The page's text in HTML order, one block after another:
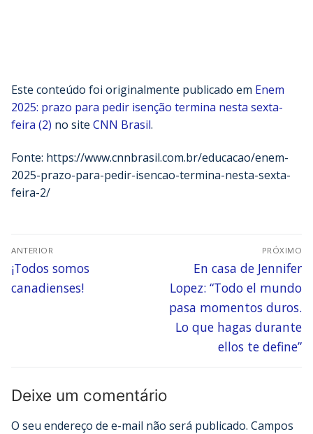
Este conteúdo foi originalmente publicado em Enem
2025: prazo para pedir isenção termina nesta sexta-
feira (2) no site CNN Brasil.
Fonte: https://www.cnnbrasil.com.br/educacao/enem-
2025-prazo-para-pedir-isencao-termina-nesta-sexta-
feira-2/
ANTERIOR
¡Todos somos
canadienses!
PRÓXIMO
En casa de Jennifer
Lopez: “Todo el mundo
pasa momentos duros.
Lo que hagas durante
ellos te define”
Deixe um comentário
O seu endereço de e-mail não será publicado. Campos